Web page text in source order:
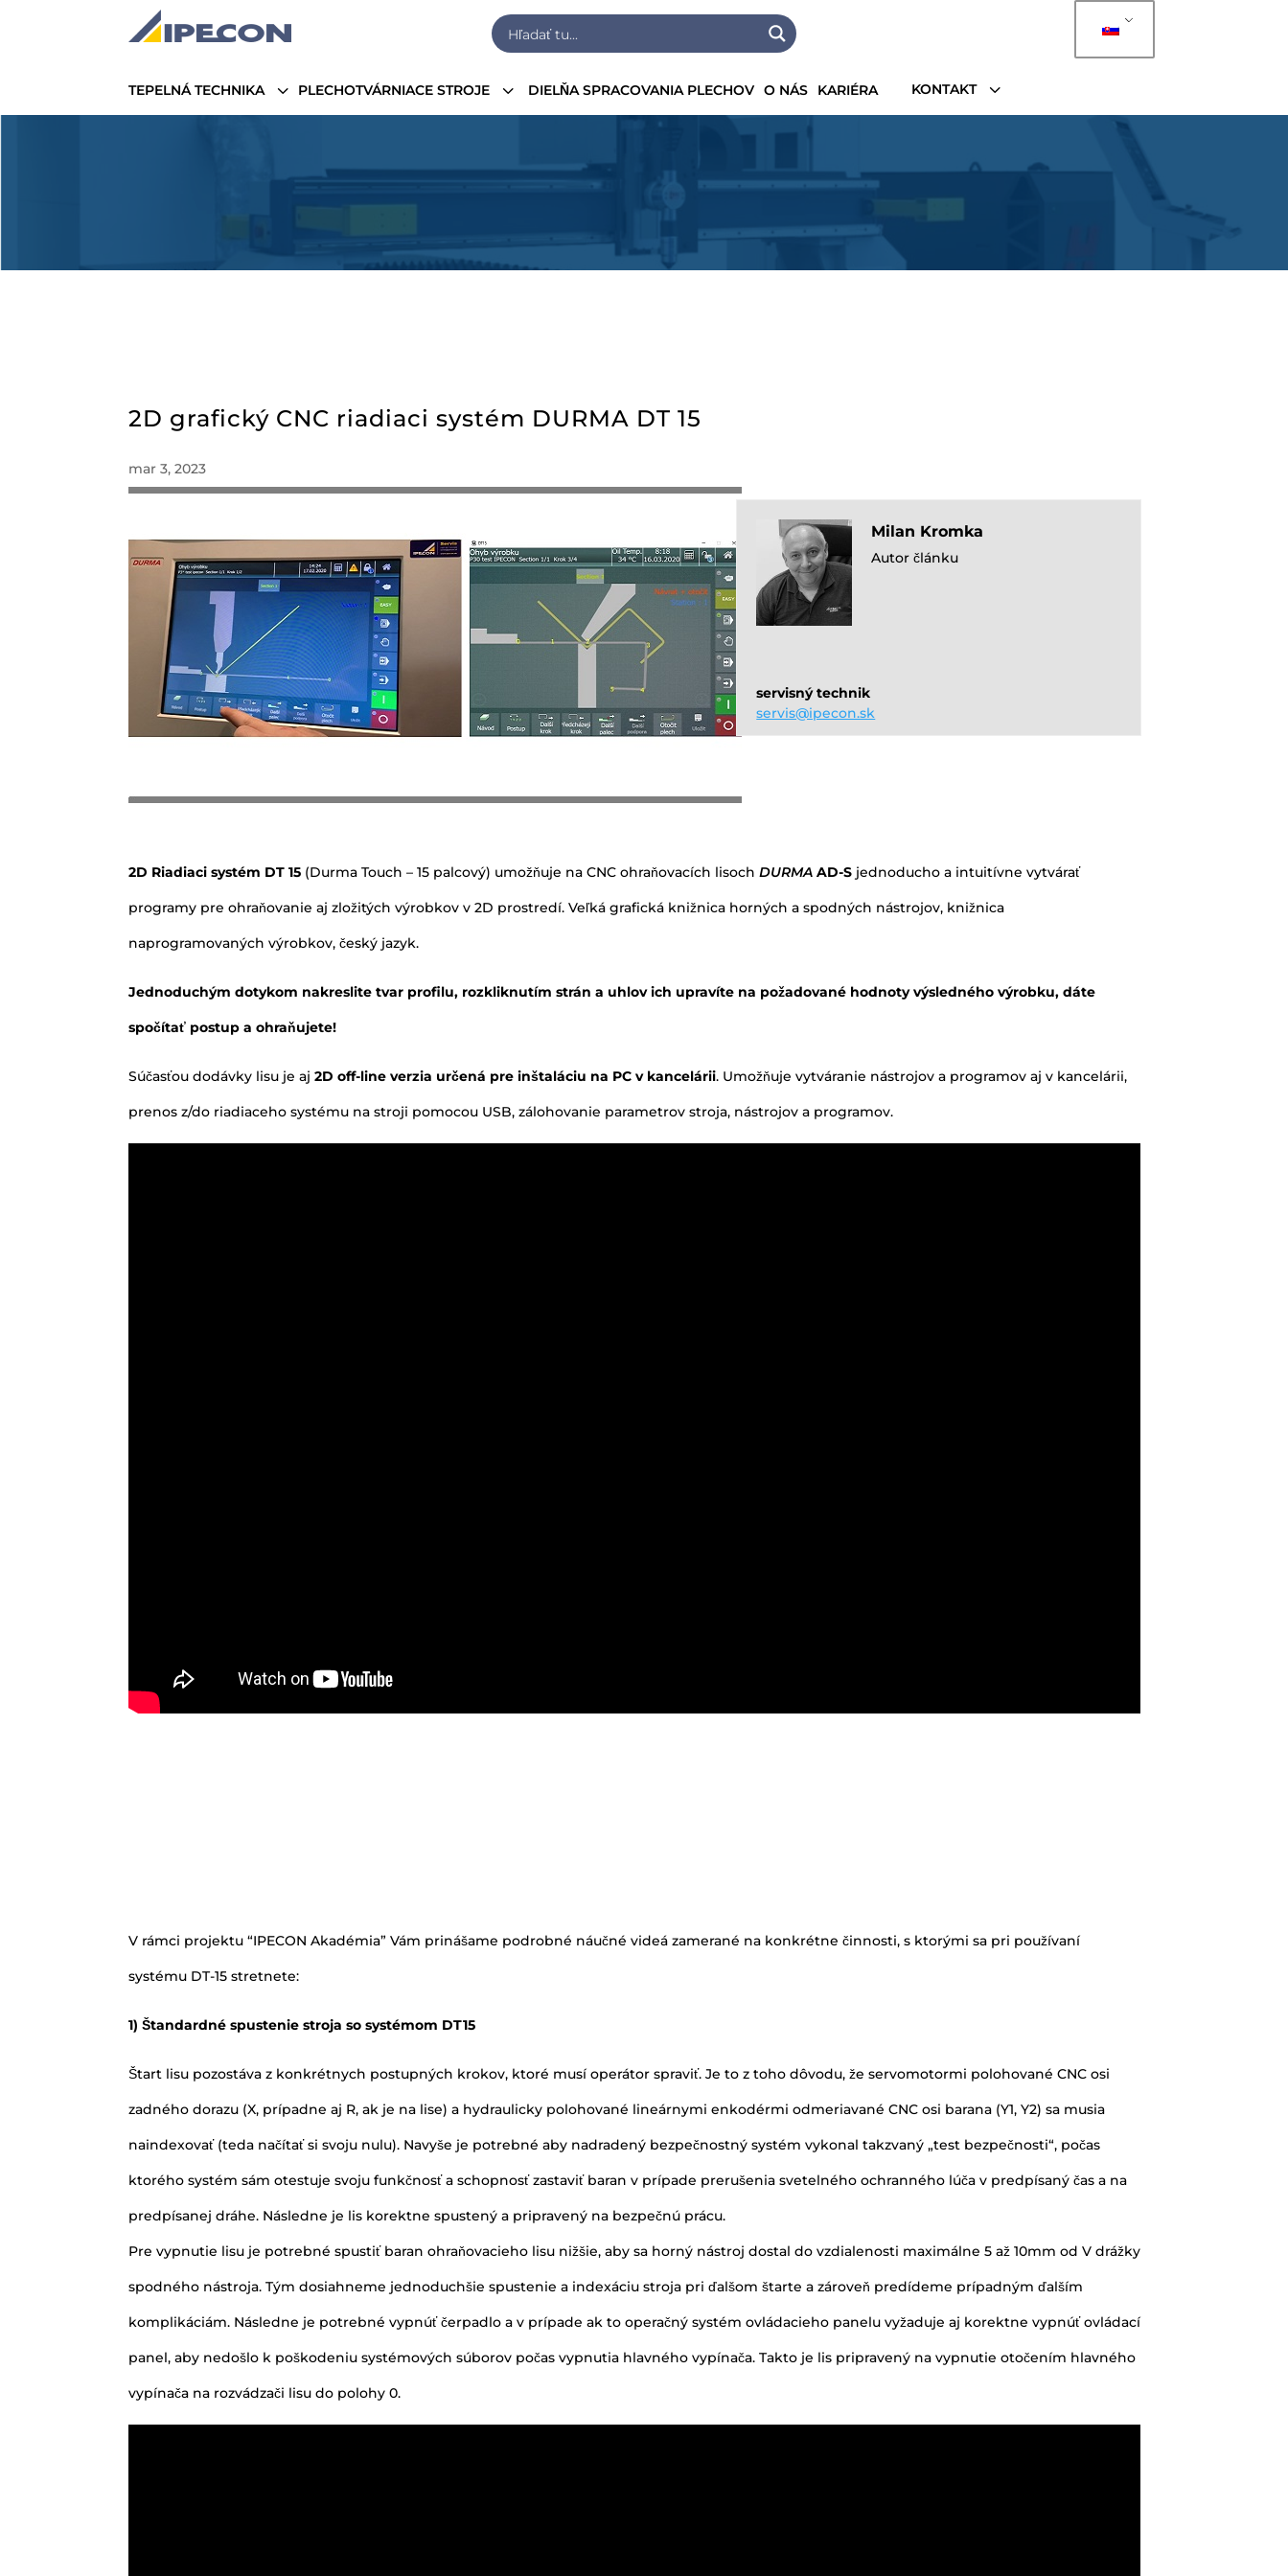
3
TEPELNÁ TECHNIKA 3
PLECHOTVÁRNIACE STROJE DIELŇA SPRACOVANIA PLECHOV O NÁS KARIÉRA 3
KONTAKT
2D grafický CNC riadiaci systém DURMA DT 15
mar 3, 2023
2D Riadiaci systém DT 15 (Durma Touch – 15 palcový) umožňuje na CNC ohraňovacích lisochDURMA AD-S jednoducho a intuitívne vytvárať
programy pre ohraňovanie aj zložitých výrobkov v 2D prostredí. Veľká grafická knižnica horných a spodných nástrojov, knižnica
naprogramovaných výrobkov, český jazyk.
Jednoduchým dotykom nakreslite tvar profilu, rozkliknutím strán a uhlov ich upravíte na požadované hodnoty výsledného výrobku, dáte
spočítať postup a ohraňujete!
Súčasťou dodávky lisu je aj2D off-line verzia určená pre inštaláciu na PC v kancelárii. Umožňuje vytváranie nástrojov a programov aj v kancelárii,
prenos z/do riadiaceho systému na stroji pomocou USB, zálohovanie parametrov stroja, nástrojov a programov.
naindexovať (teda načítať si svoju nulu). Navyše je potrebné aby nadradený bezpečnostný systém vykonal takzvaný „test bezpečnosti“, počas
ktorého systém sám otestuje svoju funkčnosť a schopnosť zastaviť baran v prípade prerušenia svetelného ochranného lúča v predpísaný čas a na
predpísanej dráhe. Následne je lis korektne spustený a pripravený na bezpečnú prácu.
Pre vypnutie lisu je potrebné spustiť baran ohraňovacieho lisu nižšie, aby sa horný nástroj dostal do vzdialenosti maximálne 5 až 10mm od V drážky
spodného nástroja. Tým dosiahneme jednoduchšie spustenie a indexáciu stroja pri ďalšom štarte a zároveň predídeme prípadným ďalším
komplikáciám. Následne je potrebné vypnúť čerpadlo a v prípade ak to operačný systém ovládacieho panelu vyžaduje aj korektne vypnúť ovládací
panel, aby nedošlo k poškodeniu systémových súborov počas vypnutia hlavného vypínača. Takto je lis pripravený na vypnutie otočením hlavného
vypínača na rozvádzači lisu do polohy 0.
Milan Kromka
Autor článku
servisný technik
servis@ipecon.sk